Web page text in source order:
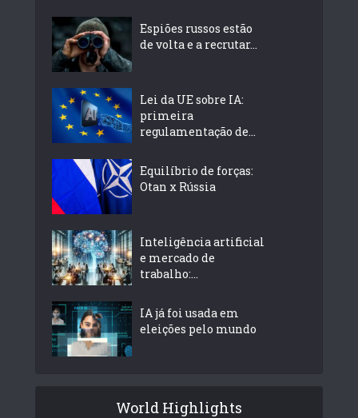
Espiões russos estão
de volta e a recrutar...
Lei da UE sobre IA:
primeira
regulamentação de...
Equilíbrio de forças:
Otan x Rússia
Inteligência artificial
e mercado de
trabalho:...
IA já foi usada em
eleições pelo mundo
World Highlights